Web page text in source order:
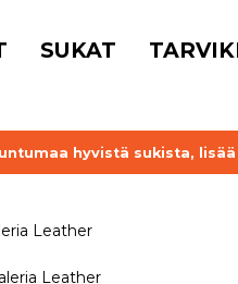
SUKAT
hyvistä sukista,
Leather